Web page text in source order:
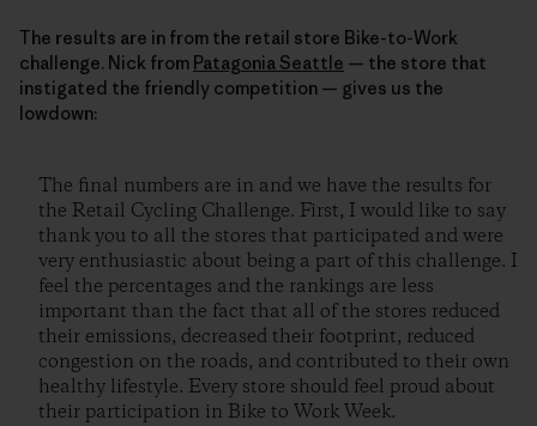
The results are in from the retail store Bike-to-Work
challenge. Nick from Patagonia Seattle — the store that
instigated the friendly competition — gives us the
lowdown:
The final numbers are in and we have the results for
the Retail Cycling Challenge. First, I would like to say
thank you to all the stores that participated and were
very enthusiastic about being a part of this challenge. I
feel the percentages and the rankings are less
important than the fact that all of the stores reduced
their emissions, decreased their footprint, reduced
congestion on the roads, and contributed to their own
healthy lifestyle. Every store should feel proud about
their participation in Bike to Work Week.